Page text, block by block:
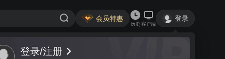
会员特惠
历史 客户端
登录
登录/注册